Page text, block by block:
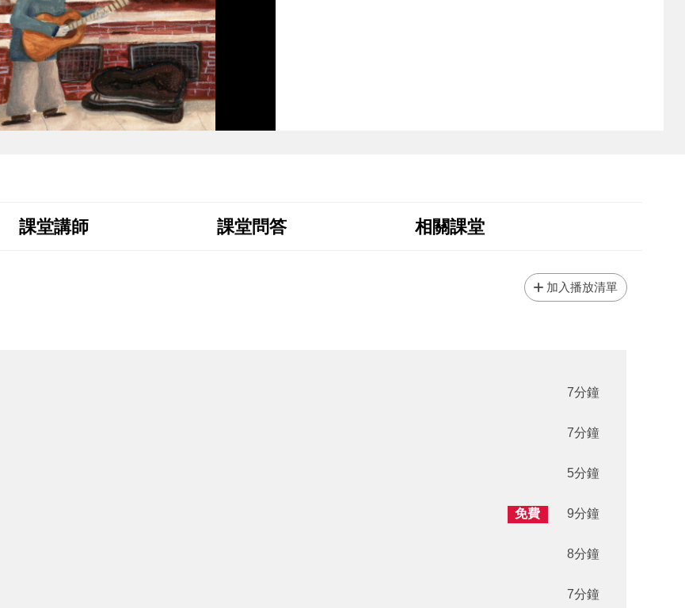
課堂講師 課堂問答 相關課堂
加入播放清單
7分鐘
7分鐘
5分鐘
免費 9分鐘
8分鐘
7分鐘